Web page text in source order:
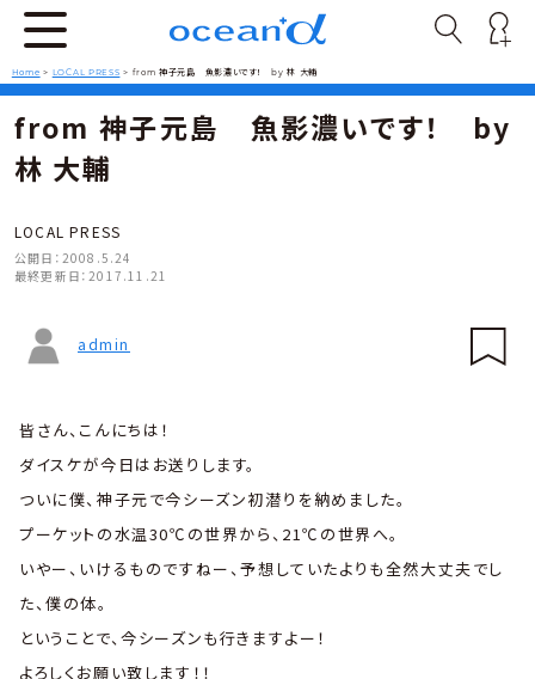
Home > LOCAL PRESS > from 神子元島 魚影濃いです！ by 林 大輔
from 神子元島 魚影濃いです！ by
林 大輔
LOCAL PRESS
公開日： 2008.5.24
最終更新日： 2017.11.21
admin
皆さん、こんにちは！
ダイスケが今日はお送りします。
ついに僕、神子元で今シーズン初潜りを納めました。
プーケットの水温30℃の世界から、21℃の世界へ。
いやー、いけるものですねー、予想していたよりも全然大丈夫でし
た、僕の体。
ということで、今シーズンも行きますよー！
よろしくお願い致します！！